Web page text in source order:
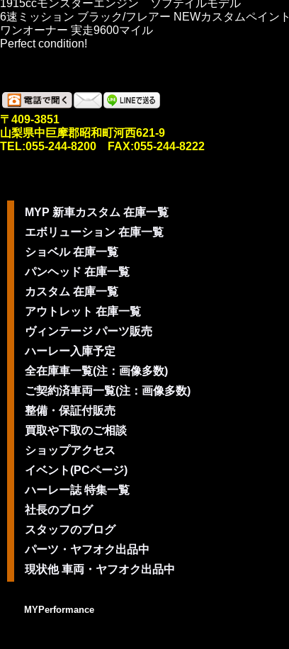
1915ccモンスターエンジン ソフテイルモデル
6速ミッション ブラック/フレアー NEWカスタムペイント
ワンオーナー 実走9600マイル
Perfect condition!
〒409-3851
山梨県中巨摩郡昭和町河西621-9
TEL:055-244-8200 FAX:055-244-8222
MYP 新車カスタム 在庫一覧
エボリューション 在庫一覧
ショベル 在庫一覧
パンヘッド 在庫一覧
カスタム 在庫一覧
アウトレット 在庫一覧
ヴィンテージ パーツ販売
ハーレー入庫予定
全在庫車一覧(注：画像多数)
ご契約済車両一覧(注：画像多数)
整備・保証付販売
買取や下取のご相談
ショップアクセス
イベント(PCページ)
ハーレー誌 特集一覧
社長のブログ
スタッフのブログ
パーツ・ヤフオク出品中
現状他 車両・ヤフオク出品中
MYPerformance